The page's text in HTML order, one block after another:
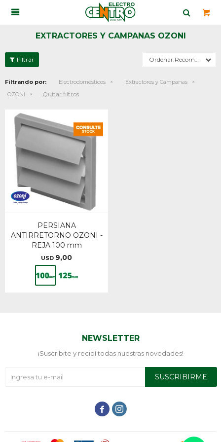

EXTRACTORES Y CAMPANAS OZONI
Recomendados
Filtrando por: Electrodomésticos
Extractores y Campanas
OZONI
Quitar filtros
PERSIANA
ANTIRRETORNO OZONI -
REJA 100 mm
USD 9,00
NEWSLETTER
¡Suscribite y recibí todas nuestras novedades!
SUSCRIBIRME
 